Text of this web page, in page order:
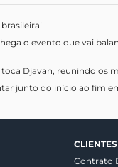
o evento que vai
Djavan, reunindo os
junto do início ao fim
CLIENTES
Contrato